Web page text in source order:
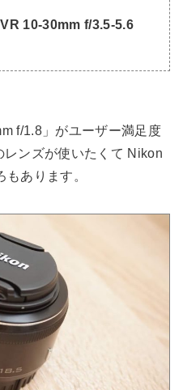
10-30mm f/3.5-5.6
f/1.8」がユーザー満足度
ンズが使いたくて Nikon
あります。